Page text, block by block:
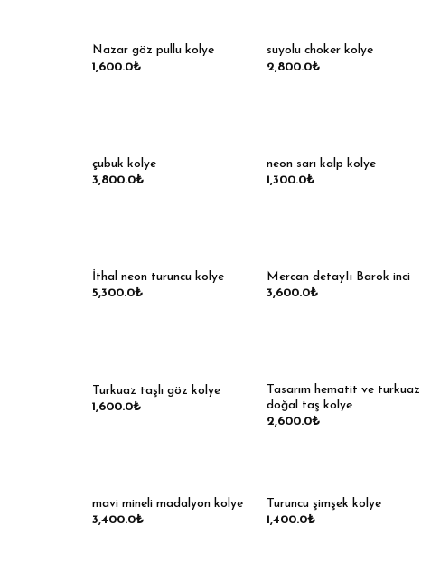
Nazar göz pullu kolye
1,600.0₺
suyolu choker kolye
2,800.0₺
çubuk kolye
3,800.0₺
neon sarı kalp kolye
1,300.0₺
İthal neon turuncu kolye
5,300.0₺
Mercan detayIı Barok inci
3,600.0₺
Turkuaz taşlı göz kolye
1,600.0₺
Tasarım hematit ve turkuaz
doğal taş kolye
2,600.0₺
mavi mineli madalyon kolye
3,400.0₺
Turuncu şimşek kolye
1,400.0₺